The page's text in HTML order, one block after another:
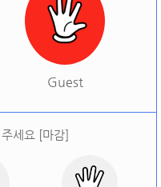
Guest
세요 [마감]
늘 결과: ]